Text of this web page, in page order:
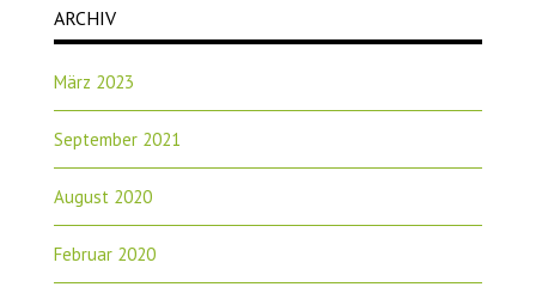
ARCHIV
März 2023
September 2021
August 2020
Februar 2020